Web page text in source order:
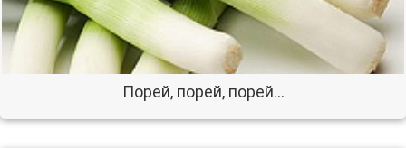
Порей, порей, порей...